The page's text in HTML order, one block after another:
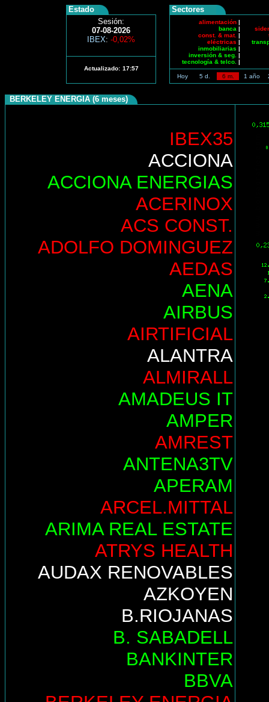
Estado
Sesión:
07-08-2026
IBEX: -0,02%
Actualizado: 17:57
Sectores
alimentación |
banca |
const. & mat. |
eléctricas |
inmobiliarias |
inversión & seg. |
tecnología & telco. |
Hoy 5 d. 6 m. 1 año
BERKELEY ENERGIA (6 meses)
IBEX35
ACCIONA
ACCIONA ENERGIAS
ACERINOX
ACS CONST.
ADOLFO DOMINGUEZ
AEDAS
AENA
AIRBUS
AIRTIFICIAL
ALANTRA
ALMIRALL
AMADEUS IT
AMPER
AMREST
ANTENA3TV
APERAM
ARCEL.MITTAL
ARIMA REAL ESTATE
ATRYS HEALTH
AUDAX RENOVABLES
AZKOYEN
B.RIOJANAS
B. SABADELL
BANKINTER
BBVA